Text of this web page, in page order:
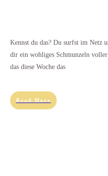
Kennst du das? Du surfst im Netz
dir ein wohliges Schmunzeln
das diese Woche das
Read More